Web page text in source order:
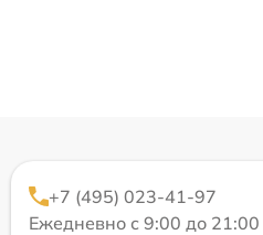
+7 (495) 023-41-97
Ежедневно с 9:00 до 21:00